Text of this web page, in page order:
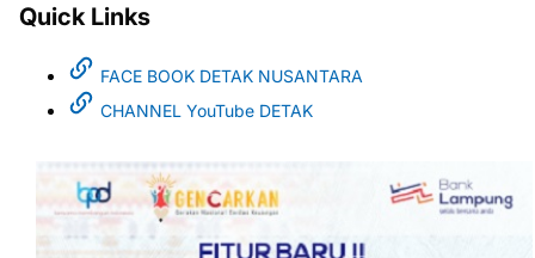
Quick Links
FACE BOOK DETAK NUSANTARA
CHANNEL YouTube DETAK